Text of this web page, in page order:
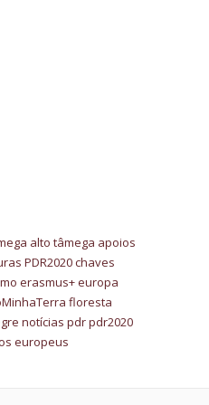
alto tâmega apoios
PDR2020chaves
erasmus+europa
floresta
notícias pdrpdr2020
europeus